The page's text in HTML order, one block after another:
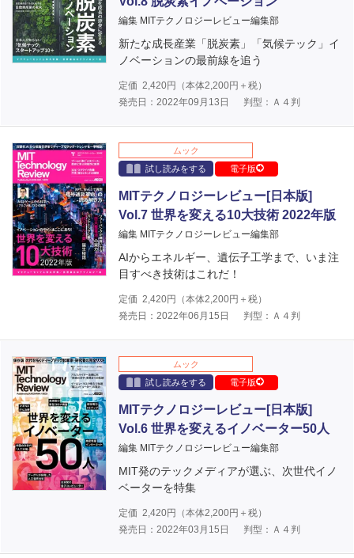
編集 MITテクノロジーレビュー編集部
新たな成長産業「脱炭素」「気候テック」イ
ノベーションの最前線を追う
定価 2,420円（本体2,200円＋税）
発売日：2022年09月13日
判型：Ａ４判
ムック
試し読みをする
電子版
MITテクノロジーレビュー[日本版]
Vol.7 世界を変える10大技術 2022年版
編集 MITテクノロジーレビュー編集部
AIからエネルギー、遺伝子工学まで、いま注
目すべき技術はこれだ！
定価 2,420円（本体2,200円＋税）
発売日：2022年06月15日
判型：Ａ４判
ムック
試し読みをする
電子版
MITテクノロジーレビュー[日本版]
Vol.6 世界を変えるイノベーター50人
編集 MITテクノロジーレビュー編集部
MIT発のテックメディアが選ぶ、次世代イノ
ベーターを特集
定価 2,420円（本体2,200円＋税）
発売日：2022年03月15日
判型：Ａ４判